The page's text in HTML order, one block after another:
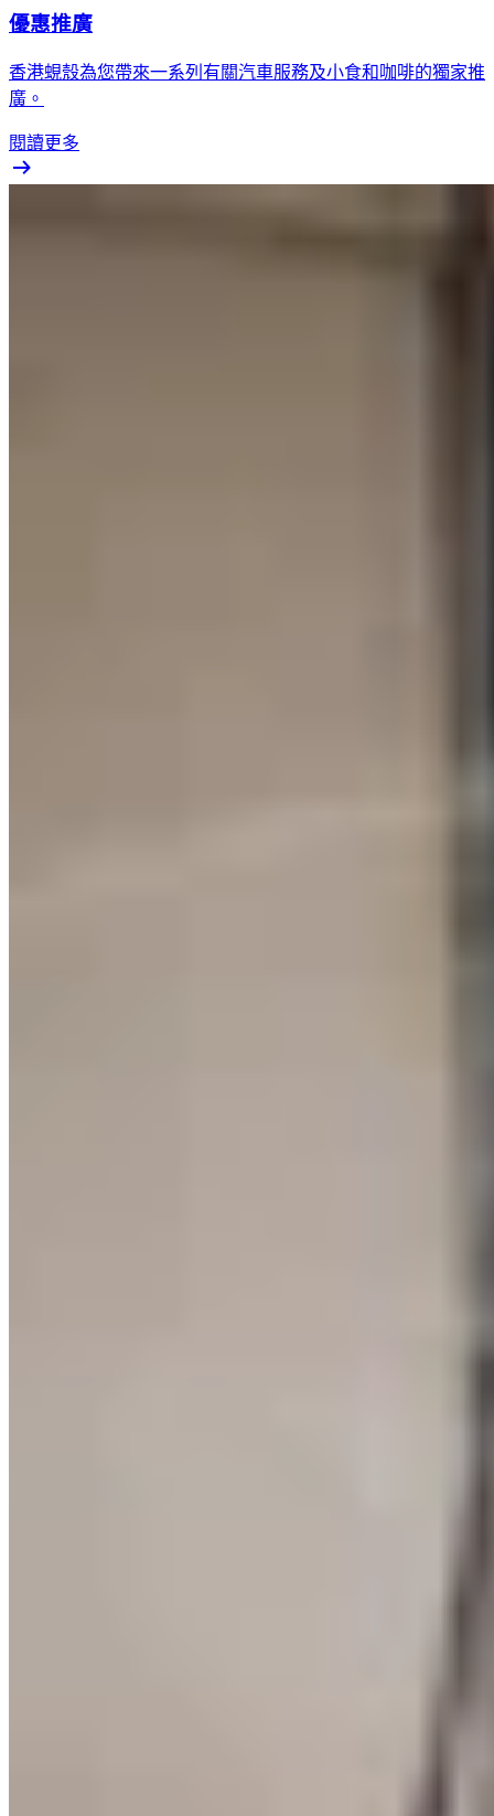
優惠推廣
香港蜆殼為您帶來一系列有關汽車服務及小食和咖啡的獨家推
廣。
閱讀更多